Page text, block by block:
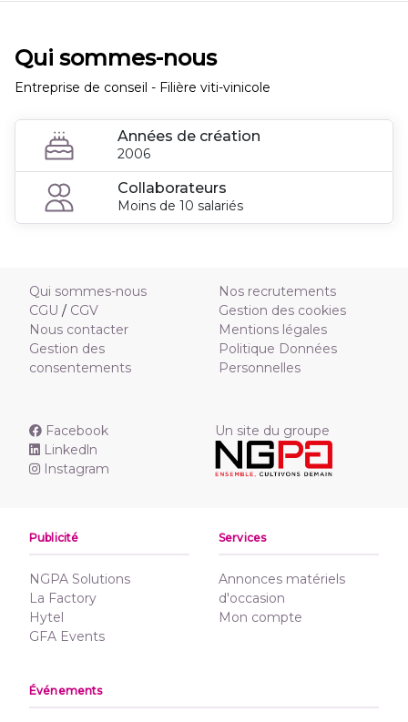
Qui sommes-nous
Entreprise de conseil - Filière viti-vinicole
Années de création
2006
Collaborateurs
Moins de 10 salariés
Qui sommes-nous
CGU / CGV
Nous contacter
Gestion des
consentements
Nos recrutements
Gestion des cookies
Mentions légales
Politique Données
Personnelles
Facebook
Linkedln
Instagram
Un site du groupe
Publicité
NGPA Solutions
La Factory
Hytel
GFA Events
Services
Annonces matériels
d'occasion
Mon compte
Événements